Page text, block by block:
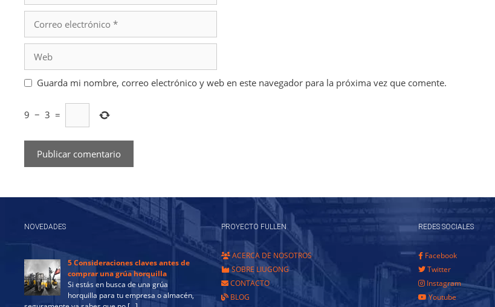
electrónico
Guarda mi nombre, correo electrónico y web en este navegador para la próxima vez que comente.
9 − 3 =
NOVEDADES
5 Consideraciones claves antes de
comprar una grúa horquilla
Si estás en busca de una grúa
horquilla para tu empresa o almacén,
PROYECTO FULLEN
ACERCA DE NOSOTROS
SOBRE LIUGONG
CONTACTO
BLOG
REDES SOCIALES
Facebook
Twitter
Instagram
Youtube